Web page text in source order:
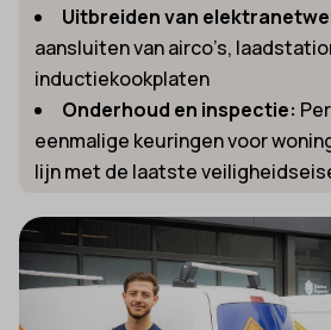
Uitbreiden van
aansluiten van airco’s,
inductiekookplaten
Onderhoud en inspectie:
eenmalige keuringen voor
lijn met de laatste